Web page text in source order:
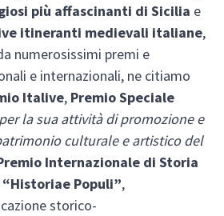
più affascinanti di Sicilia e
itineranti medievali italiane,
numerosissimi premi e
e internazionali, ne citiamo
Italive, Premio Speciale
la sua attività di promozione e
culturale e artistico del
Internazionale di Storia
“Historiae Populi”,
storico-